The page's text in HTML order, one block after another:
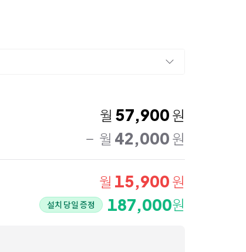
월 57,900 원
월 42,000 원
월 15,900 원
설치 당일 증정 187,000원